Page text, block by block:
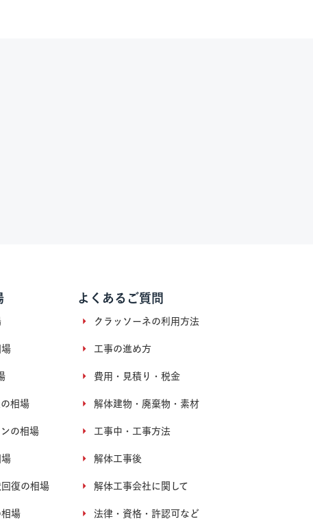
相場
の相場
復の相場
場
よくあるご質問
クラッソーネの利用方法
工事の進め方
費用・見積り・税金
解体建物・廃棄物・素材
工事中・工事方法
解体工事後
解体工事会社に関して
法律・資格・許認可など